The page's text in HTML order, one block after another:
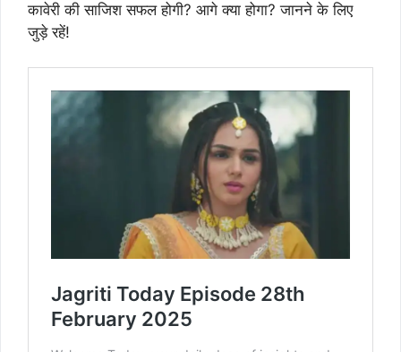
कावेरी की साजिश सफल होगी? आगे क्या होगा? जानने के लिए
जुड़े रहें!